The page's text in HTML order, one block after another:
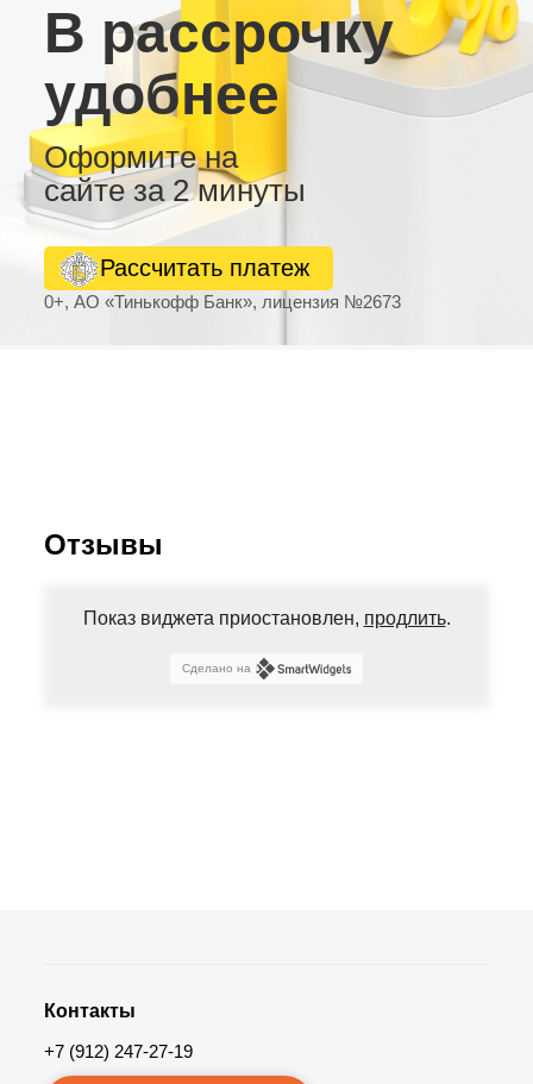
В рассрочку
удобнее
Оформите на
сайте за 2 минуты
0+, АО «Тинькофф Банк», лицензия №2673
Рассчитать платеж
Отзывы
Показ виджета приостановлен, продлить.
Сделано на
Контакты
+7 (912) 247-27-19